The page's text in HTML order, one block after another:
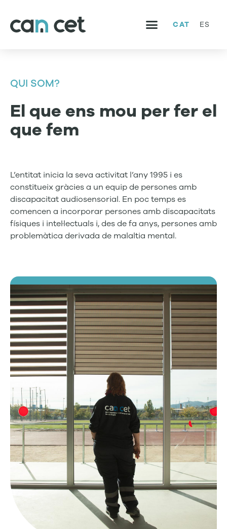
CAT ES
QUI SOM?
El que ens mou per fer el
que fem
L’entitat inicia la seva activitat l’any 1995 i es
constitueixgràcies a un equipde persones amb
discapacitat audiosensorial. En poc temps es
comencen a incorporar persones amb discapacitats
físiques i intel·lectuals i, des de fa anys, persones amb
problemàtica derivada de malaltia mental.